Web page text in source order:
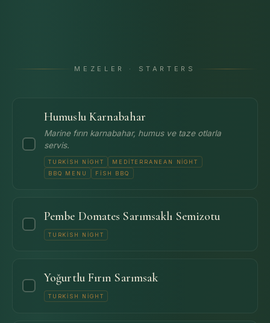
MEZELER · STARTERS
Humuslu Karnabahar
Marine fırın karnabahar, humus ve taze otlarla
servis.
TURKISH NIGHT
MEDITERRANEAN NIGHT
BBQ MENU
FISH BBQ
Pembe Domates Sarımsaklı Semizotu
TURKISH NIGHT
Yoğurtlu Fırın Sarımsak
TURKISH NIGHT